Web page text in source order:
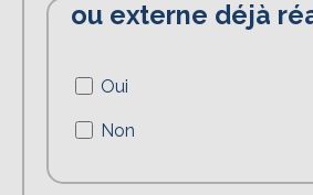
ou externe déjà
Oui
Non